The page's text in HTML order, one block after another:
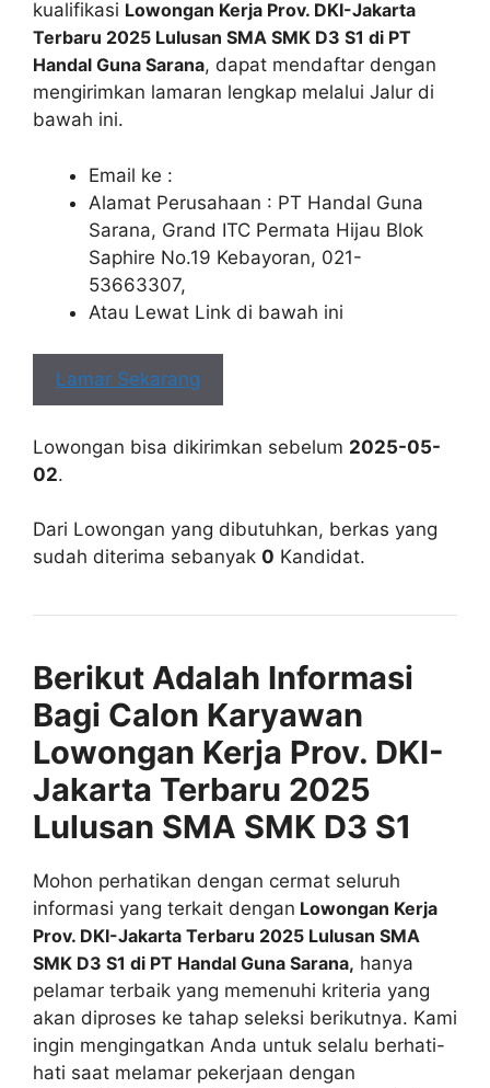
kualifikasi Lowongan Kerja Prov. DKI-Jakarta
Terbaru 2025 Lulusan SMA SMK D3 S1 di PT
Handal Guna Sarana, dapat mendaftar dengan
mengirimkan lamaran lengkap melalui Jalur di
bawah ini.
Email ke :
Alamat Perusahaan : PT Handal Guna
Sarana, Grand ITC Permata Hijau Blok
Saphire No.19 Kebayoran, 021-
53663307,
Atau Lewat Link di bawah ini
Lamar Sekarang
Lowongan bisa dikirimkan sebelum 2025-05-
02.
Dari Lowongan yang dibutuhkan, berkas yang
sudah diterima sebanyak 0 Kandidat.
Berikut Adalah Informasi
Bagi Calon Karyawan
Lowongan Kerja Prov. DKI-
Jakarta Terbaru 2025
Lulusan SMA SMK D3 S1
Mohon perhatikan dengan cermat seluruh
informasi yang terkait dengan Lowongan Kerja
Prov. DKI-Jakarta Terbaru 2025 Lulusan SMA
SMK D3 S1 di PT Handal Guna Sarana, hanya
pelamar terbaik yang memenuhi kriteria yang
akan diproses ke tahap seleksi berikutnya. Kami
ingin mengingatkan Anda untuk selalu berhati-
hati saat melamar pekerjaan dengan